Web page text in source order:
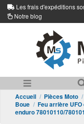
Les frais d'expéditions
Notre blog
Accueil Pièces Moto
Boue
Feu arrière
enduro 78010110/